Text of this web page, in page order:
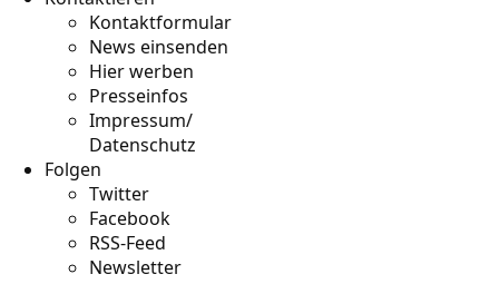
Kontaktformular
News einsenden
Hier werben
Presseinfos
Impressum/
Datenschutz
Folgen
Twitter
Facebook
RSS-Feed
Newsletter